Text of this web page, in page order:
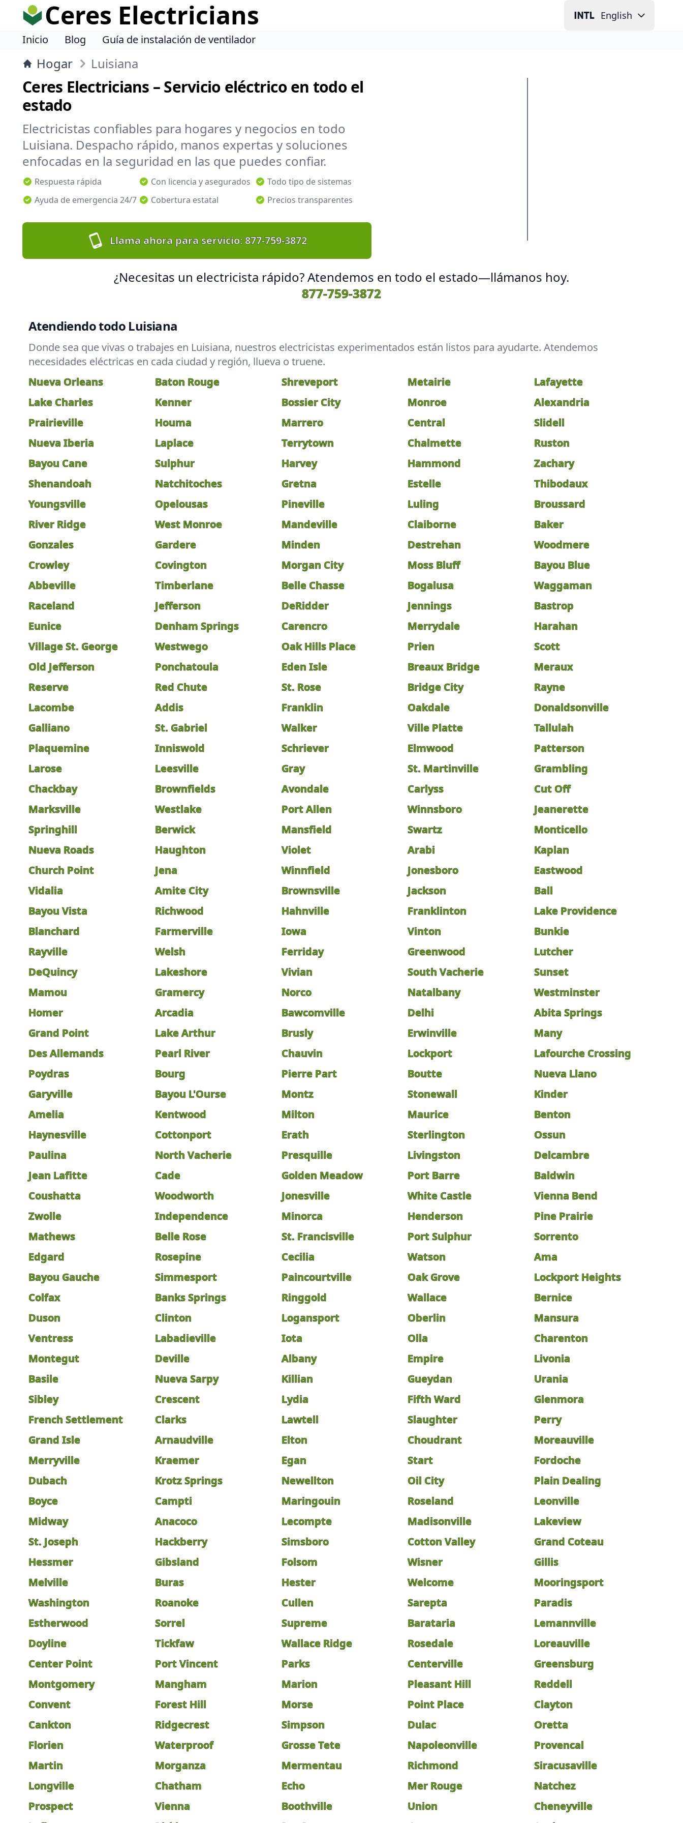
Ceres Electricians English
Inicio Blog Guía de instalación de ventilador
Hogar Luisiana
Ceres Electricians – Servicio eléctrico en todo el
estado
Electricistas confiables para hogares y negocios en todo
Luisiana. Despacho rápido, manos expertas y soluciones
enfocadas en la seguridad en las que puedes confiar.
Respuesta rápida Con licencia y asegurados
Todo tipo de sistemas
Ayuda de emergencia 24/7
Cobertura estatal Precios transparentes
Llama ahora para servicio:877-759-3872
¿Necesitas un electricista rápido? Atendemos en todo el estado—llámanos hoy.
877-759-3872
Atendiendo todo Luisiana
Donde sea que vivas o trabajes en Luisiana, nuestros electricistas experimentados están listos para ayudarte. Atendemos
necesidades eléctricas en cada ciudad y región, llueva o truene.
Nueva Orleans
Baton Rouge Shreveport Metairie
Lafayette
Lake Charles
Kenner Bossier City Monroe
Alexandria
Prairieville
Houma Marrero Central
Slidell
Nueva Iberia
Laplace Terrytown Chalmette
Ruston
Bayou Cane
Sulphur Harvey Hammond
Zachary
Shenandoah
Natchitoches Gretna Estelle
Thibodaux
Youngsville
Opelousas Pineville Luling
Broussard
River Ridge
West Monroe Mandeville Claiborne
Baker
Gonzales
Gardere Minden Destrehan
Woodmere
Crowley
Covington Morgan City Moss Bluff
Bayou Blue
Abbeville
Timberlane Belle Chasse Bogalusa
Waggaman
Raceland
Jefferson DeRidder Jennings
Bastrop
Eunice
Denham Springs Carencro Merrydale
Harahan
Village St. George
Westwego Oak Hills Place Prien
Scott
Old Jefferson
Ponchatoula Eden Isle Breaux Bridge
Meraux
Reserve
Red Chute St. Rose Bridge City
Rayne
Lacombe
Addis Franklin Oakdale
Donaldsonville
Galliano
St. Gabriel Walker Ville Platte
Tallulah
Plaquemine
Inniswold Schriever Elmwood
Patterson
Larose
Leesville Gray St. Martinville
Grambling
Chackbay
Brownfields Avondale Carlyss
Cut Off
Marksville
Westlake Port Allen Winnsboro
Jeanerette
Springhill
Berwick Mansfield Swartz
Monticello
Nueva Roads
Haughton Violet Arabi
Kaplan
Church Point
Jena Winnfield Jonesboro
Eastwood
Vidalia
Amite City Brownsville Jackson
Ball
Bayou Vista
Richwood Hahnville Franklinton
Lake Providence
Blanchard
Farmerville Iowa Vinton
Bunkie
Rayville
Welsh Ferriday Greenwood
Lutcher
DeQuincy
Lakeshore Vivian South Vacherie
Sunset
Mamou
Gramercy Norco Natalbany
Westminster
Homer
Arcadia Bawcomville Delhi
Abita Springs
Grand Point
Lake Arthur Brusly Erwinville
Many
Des Allemands
Pearl River Chauvin Lockport
Lafourche Crossing
Poydras
Bourg Pierre Part Boutte
Nueva Llano
Garyville
Bayou L'Ourse Montz Stonewall
Kinder
Amelia
Kentwood Milton Maurice
Benton
Haynesville
Cottonport Erath Sterlington
Ossun
Paulina
North Vacherie Presquille Livingston
Delcambre
Jean Lafitte
Cade Golden Meadow Port Barre
Baldwin
Coushatta
Woodworth Jonesville White Castle
Vienna Bend
Zwolle
Independence Minorca Henderson
Pine Prairie
Mathews
Belle Rose St. Francisville Port Sulphur
Sorrento
Edgard
Rosepine Cecilia Watson
Ama
Bayou Gauche
Simmesport Paincourtville Oak Grove
Lockport Heights
Colfax
Banks Springs Ringgold Wallace
Bernice
Duson
Clinton Logansport Oberlin
Mansura
Ventress
Labadieville Iota Olla
Charenton
Montegut
Deville Albany Empire
Livonia
Basile
Nueva Sarpy Killian Gueydan
Urania
Sibley
Crescent Lydia Fifth Ward
Glenmora
French Settlement
Clarks Lawtell Slaughter
Perry
Grand Isle
Arnaudville Elton Choudrant
Moreauville
Merryville
Kraemer Egan Start
Fordoche
Dubach
Krotz Springs Newellton Oil City
Plain Dealing
Boyce
Campti Maringouin Roseland
Leonville
Midway
Anacoco Lecompte Madisonville
Lakeview
St. Joseph
Hackberry Simsboro Cotton Valley
Grand Coteau
Hessmer
Gibsland Folsom Wisner
Gillis
Melville
Buras Hester Welcome
Mooringsport
Washington
Roanoke Cullen Sarepta
Paradis
Estherwood
Sorrel Supreme Barataria
Lemannville
Doyline
Tickfaw Wallace Ridge Rosedale
Loreauville
Center Point
Port Vincent Parks Centerville
Greensburg
Montgomery
Mangham Marion Pleasant Hill
Reddell
Convent
Forest Hill Morse Point Place
Clayton
Cankton
Ridgecrest Simpson Dulac
Oretta
Florien
Waterproof Grosse Tete Napoleonville
Provencal
Martin
Morganza Mermentau Richmond
Siracusaville
Longville
Chatham Echo Mer Rouge
Natchez
Prospect
Vienna Boothville Union
Cheneyville